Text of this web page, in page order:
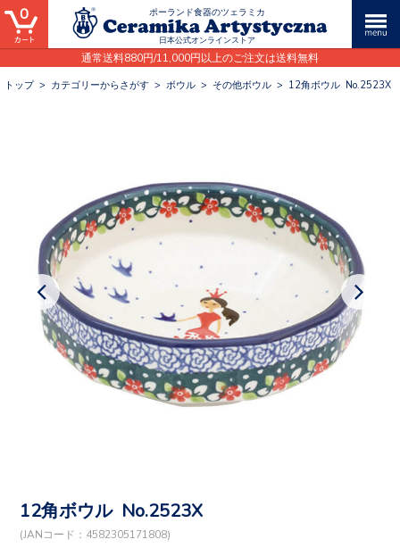
ポーランド食器のツェラミカ
日本公式オンラインストア
通常送料880円/11,000円以上のご注文は送料無料
0
トップ> カテゴリーからさがす > ボウル > その他ボウル > 12角ボウル No.2523X
12角ボウル No.2523X
(JANコード：4582305171808)